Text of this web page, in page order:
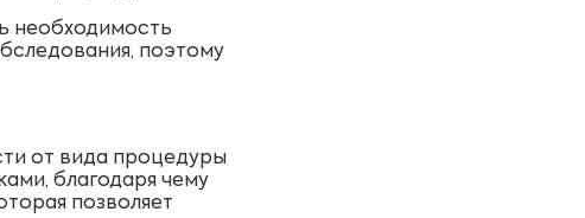
необходимость
поэтому
от вида процедуры
благодаря чему
позволяет